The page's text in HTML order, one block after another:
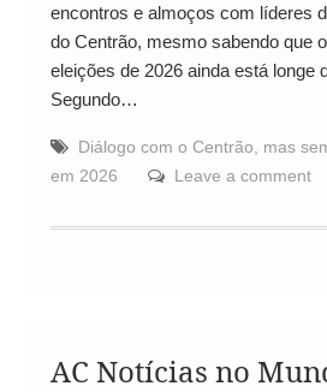
encontros e almoços com líderes
do Centrão, mesmo sabendo que
eleições de 2026 ainda está longe
Segundo…
Diálogo com o Centrão
mas
em 2026
Leave a comment
AC Notícias no